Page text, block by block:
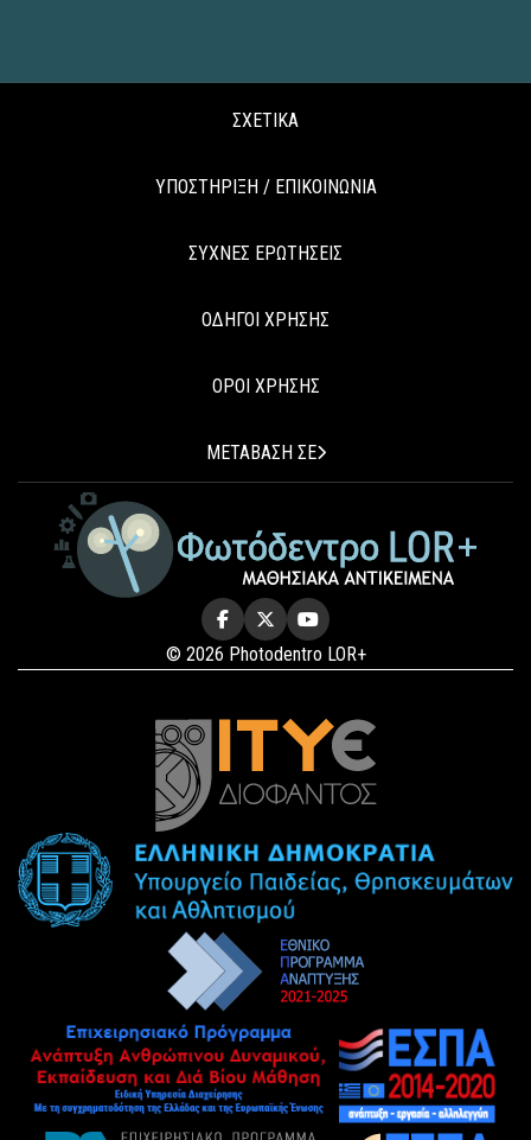
ΣΧΕΤΙΚΑ
ΥΠΟΣΤΗΡΙΞΗ / ΕΠΙΚΟΙΝΩΝΙΑ
ΣΥΧΝΕΣ ΕΡΩΤΗΣΕΙΣ
ΟΔΗΓΟΙ ΧΡΗΣΗΣ
ΟΡΟΙ ΧΡΗΣΗΣ
ΜΕΤΑΒΑΣΗ ΣΕ
© 2026 Photodentro LOR+